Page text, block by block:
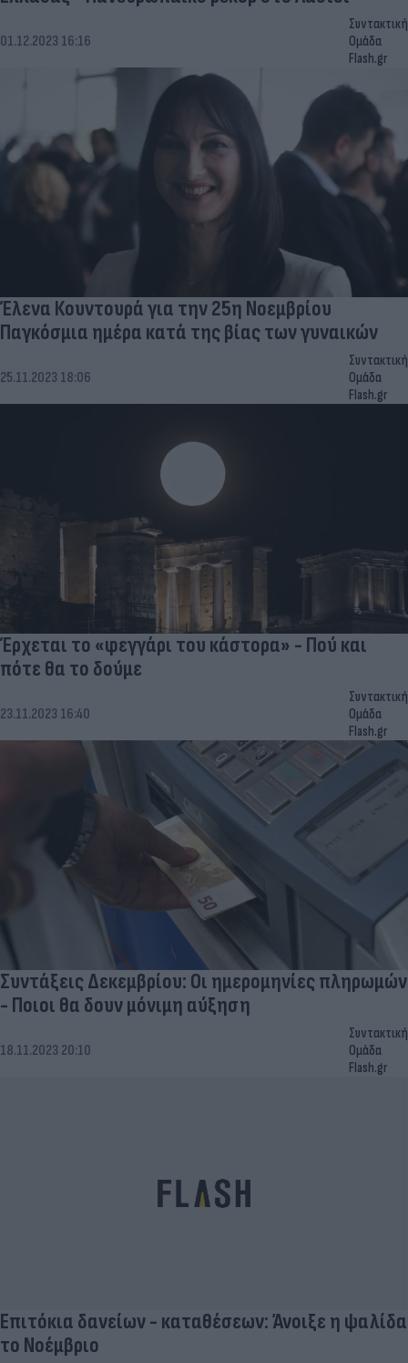
01.12.2023 16:16
Συντακτική
Ομάδα
Flash.gr
Έλενα Κουντουρά για την 25η Νοεμβρίου
Παγκόσμια ημέρα κατά της βίας των γυναικών
25.11.2023 18:06
Συντακτική
Ομάδα
Flash.gr
Έρχεται το «φεγγάρι του κάστορα» - Πού και
πότε θα το δούμε
23.11.2023 16:40
Συντακτική
Ομάδα
Flash.gr
Συντάξεις Δεκεμβρίου: Οι ημερομηνίες πληρωμών
- Ποιοι θα δουν μόνιμη αύξηση
18.11.2023 20:10
Συντακτική
Ομάδα
Flash.gr
Επιτόκια δανείων - καταθέσεων: Άνοιξε η ψαλίδα
το Νοέμβριο